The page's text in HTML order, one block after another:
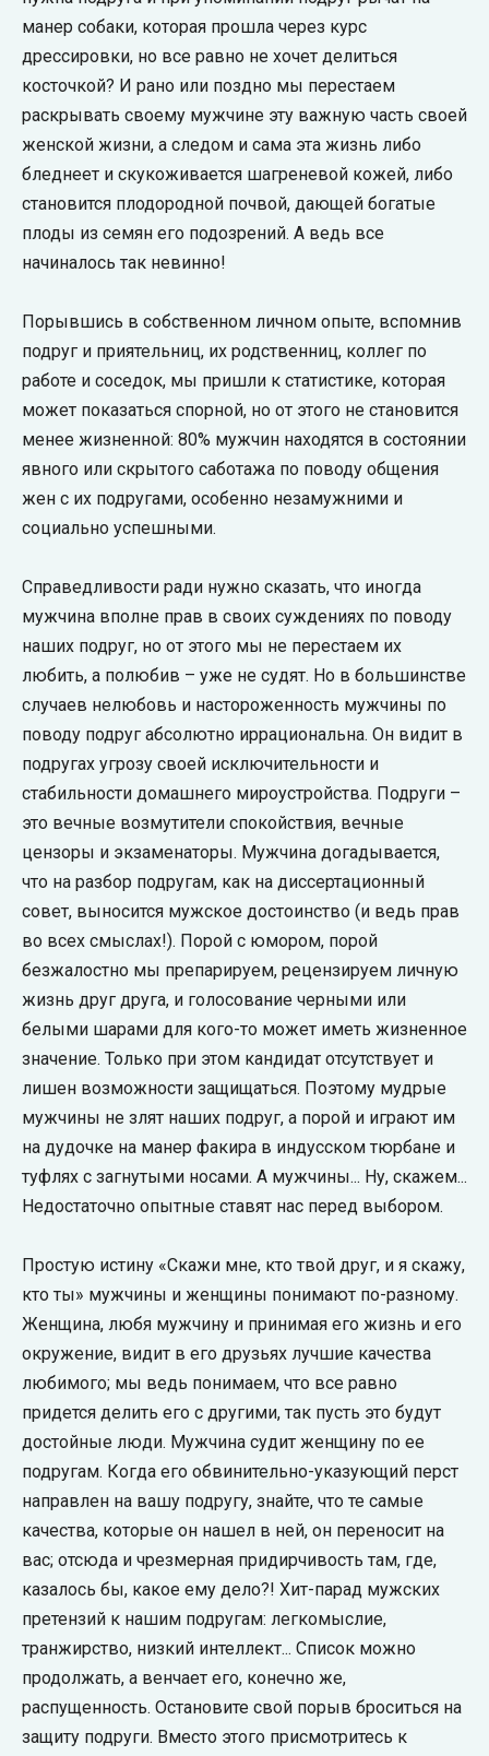
манер собаки, которая прошла через курс
дрессировки, но все равно не хочет делиться
косточкой? И рано или поздно мы перестаем
раскрывать своему мужчине эту важную часть своей
женской жизни, а следом и сама эта жизнь либо
бледнеет и скукоживается шагреневой кожей, либо
становится плодородной почвой, дающей богатые
плоды из семян его подозрений. А ведь все
начиналось так невинно!
Порывшись в собственном личном опыте, вспомнив
подруг и приятельниц, их родственниц, коллег по
работе и соседок, мы пришли к статистике, которая
может показаться спорной, но от этого не становится
менее жизненной: 80% мужчин находятся в состоянии
явного или скрытого саботажа по поводу общения
жен с их подругами, особенно незамужними и
социально успешными.
Справедливости ради нужно сказать, что иногда
мужчина вполне прав в своих суждениях по поводу
наших подруг, но от этого мы не перестаем их
любить, а полюбив – уже не судят. Но в большинстве
случаев нелюбовь и настороженность мужчины по
поводу подруг абсолютно иррациональна. Он видит в
подругах угрозу своей исключительности и
стабильности домашнего мироустройства. Подруги –
это вечные возмутители спокойствия, вечные
цензоры и экзаменаторы. Мужчина догадывается,
что на разбор подругам, как на диссертационный
совет, выносится мужское достоинство (и ведь прав
во всех смыслах!). Порой с юмором, порой
безжалостно мы препарируем, рецензируем личную
жизнь друг друга, и голосование черными или
белыми шарами для кого-то может иметь жизненное
значение. Только при этом кандидат отсутствует и
лишен возможности защищаться. Поэтому мудрые
мужчины не злят наших подруг, а порой и играют им
на дудочке на манер факира в индусском тюрбане и
туфлях с загнутыми носами. А мужчины... Ну, скажем...
Недостаточно опытные ставят нас перед выбором.
Простую истину «Скажи мне, кто твой друг, и я скажу,
кто ты» мужчины и женщины понимают по-разному.
Женщина, любя мужчину и принимая его жизнь и его
окружение, видит в его друзьях лучшие качества
любимого; мы ведь понимаем, что все равно
придется делить его с другими, так пусть это будут
достойные люди. Мужчина судит женщину по ее
подругам. Когда его обвинительно-указующий перст
направлен на вашу подругу, знайте, что те самые
качества, которые он нашел в ней, он переносит на
вас; отсюда и чрезмерная придирчивость там, где,
казалось бы, какое ему дело?! Хит-парад мужских
претензий к нашим подругам: легкомыслие,
транжирство, низкий интеллект... Список можно
продолжать, а венчает его, конечно же,
распущенность. Остановите свой порыв броситься на
защиту подруги. Вместо этого присмотритесь к